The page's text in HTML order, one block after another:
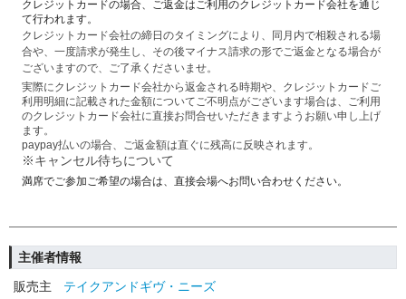
クレジットカードの場合、ご返金はご利用のクレジットカード会社を通じ
て行われます。
クレジットカード会社の締日のタイミングにより、同月内で相殺される場
合や、一度請求が発生し、その後マイナス請求の形でご返金となる場合が
ございますので、ご了承くださいませ。
実際にクレジットカード会社から返金される時期や、クレジットカードご
利用明細に記載された金額についてご不明点がございます場合は、ご利用
のクレジットカード会社に直接お問合せいただきますようお願い申し上げ
ます。
paypay払いの場合、ご返金額は直ぐに残高に反映されます。
※キャンセル待ちについて
満席でご参加ご希望の場合は、直接会場へお問い合わせください。
主催者情報
販売主
テイクアンドギヴ・ニーズ